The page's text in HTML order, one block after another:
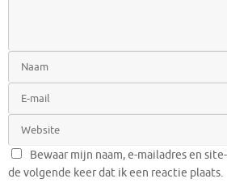
Bewaar mijn naam, e-mailadres en
de volgende keer dat ik een reactie plaats.